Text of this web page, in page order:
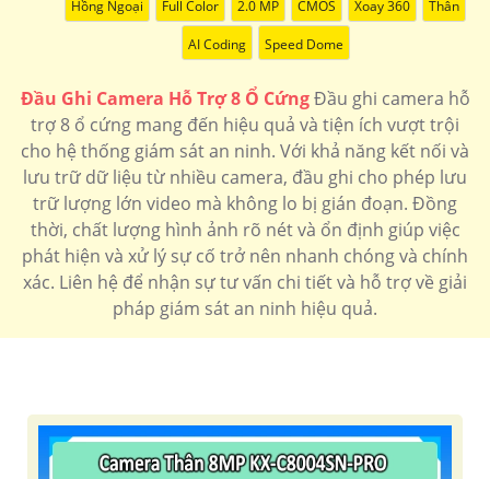
'
Hồng Ngoại Full Color 2.0 MP CMOS Xoay 360 Thân
AI Coding Speed Dome
Đầu Ghi Camera Hỗ Trợ 8 Ổ CứngĐầu ghi camera hỗ
trợ 8 ổ cứng mang đến hiệu quả và tiện ích vượt trội
cho hệ thống giám sát an ninh. Với khả năng kết nối và
lưu trữ dữ liệu từ nhiều camera, đầu ghi cho phép lưu
trữ lượng lớn video mà không lo bị gián đoạn. Đồng
thời, chất lượng hình ảnh rõ nét và ổn định giúp việc
phát hiện và xử lý sự cố trở nên nhanh chóng và chính
xác. Liên hệ để nhận sự tư vấn chi tiết và hỗ trợ về giải
pháp giám sát an ninh hiệu quả.